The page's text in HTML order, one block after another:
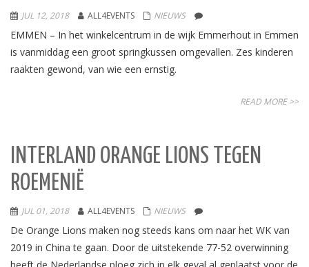
JUL 12, 2018 ALL4EVENTS NIEUWS
EMMEN – In het winkelcentrum in de wijk Emmerhout in Emmen
is vanmiddag een groot springkussen omgevallen. Zes kinderen
raakten gewond, van wie een ernstig.
READ MORE >>
INTERLAND ORANGE LIONS TEGEN
ROEMENIË
JUL 01, 2018 ALL4EVENTS NIEUWS
De Orange Lions maken nog steeds kans om naar het WK van
2019 in China te gaan. Door de uitstekende 77-52 overwinning